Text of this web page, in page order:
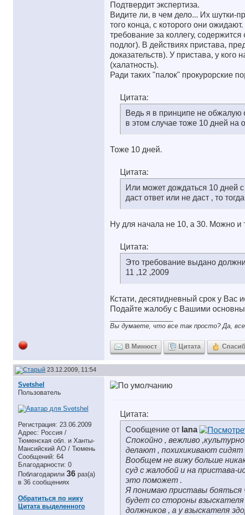
Подтвердит экспертиза.
Видите ли, в чем дело... Их шутки-
того конца, с которого они
требование за коллегу,
подлог). В действиях пристава,
доказательств). У пристава, у
(халатность).
Ради таких "палок" прокурорские
Цитата:
Ведь я в принципе не обжалую
в этом случае тоже 10 дней на
Тоже 10 дней.
Цитата:
Или может дождаться 10 дней
даст ответ или не даст , то
Ну для начала не 10, а 30. Можно и
Цитата:
Это требование выдано
11 ,12 ,2009
Кстати, десятидневный срок у Вас
Подайте жалобу с Вашими
Вы думаете, что все так просто? Да,
В Минюст Цитата
23.12.2009, 11:54
Svetshel
Пользователь
Регистрация: 23.06.2009
Адрес: Россия /
Тюменская обл. и Ханты-
Мансийский АО / Тюмень
Сообщений: 64
Благодарности: 0
Поблагодарили 36 раз(а)
в 36 сообщениях
Обратиться по нику
Цитата выделенного
Цитата:
Сообщение от lana
Спокойно , вежливо
делают , похихикивают
Вообщем не вижу больше
суд с жалобой и на пристава-
это поможет .
Я понимаю приставы бояться
будет со стороны
должников , а у взыскателя